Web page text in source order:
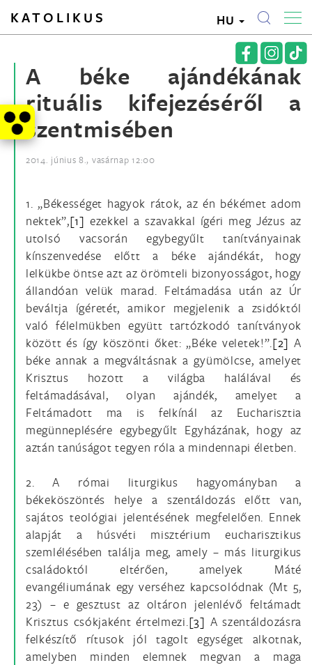
KATOLIKUS HU
A béke ajándékának
rituális kifejezéséről a
szentmisében
2014. június 8., vasárnap 12:00
1. „Békességet hagyok rátok, az én békémet adom
nektek”,[1] ezekkel a szavakkal ígéri meg Jézus az
utolsó vacsorán egybegyűlt tanítványainak
kínszenvedése előtt a béke ajándékát, hogy
lelkükbe öntse azt az örömteli bizonyosságot, hogy
állandóan velük marad. Feltámadása után az Úr
beváltja ígéretét, amikor megjelenik a zsidóktól
való félelmükben együtt tartózkodó tanítványok
között és így köszönti őket: „Béke veletek!”.[2] A
béke annak a megváltásnak a gyümölcse, amelyet
Krisztus hozott a világba halálával és
feltámadásával, olyan ajándék, amelyet a
Feltámadott ma is felkínál az Eucharisztia
megünneplésére egybegyűlt Egyházának, hogy az
aztán tanúságot tegyen róla a mindennapi életben.
2. A római liturgikus hagyományban a
békeköszöntés helye a szentáldozás előtt van,
sajátos teológiai jelentésének megfelelően. Ennek
alapját a húsvéti misztérium eucharisztikus
szemlélésében találja meg, amely – más liturgikus
családoktól eltérően, amelyek Máté
evangéliumának egy verséhez kapcsolódnak (Mt 5,
23) – e gesztust az oltáron jelenlévő feltámadt
Krisztus csókjaként értelmezi.[3] A szentáldozásra
felkészítő rítusok jól tagolt egységet alkotnak,
amelyben minden elemnek megvan a maga